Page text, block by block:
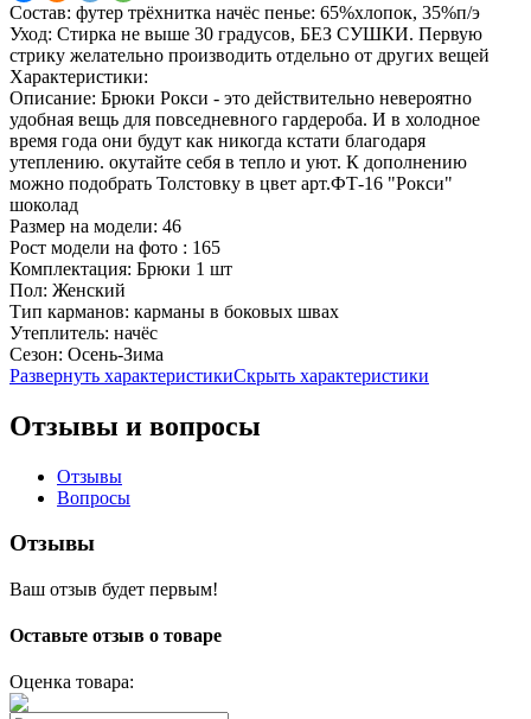
Состав: футер трёхнитка начёс пенье: 65%хлопок, 35%п/э
Уход: Стирка не выше 30 градусов, БЕЗ СУШКИ. Первую
стрику желательно производить отдельно от других вещей
Характеристики:
Описание: Брюки Рокси - это действительно невероятно
удобная вещь для повседневного гардероба. И в холодное
время года они будут как никогда кстати благодаря
утеплению. окутайте себя в тепло и уют. К дополнению
можно подобрать Толстовку в цвет арт.ФТ-16 "Рокси"
шоколад
Размер на модели: 46
Рост модели на фото : 165
Комплектация: Брюки 1 шт
Пол: Женский
Тип карманов: карманы в боковых швах
Утеплитель: начёс
Сезон: Осень-Зима
Развернуть характеристикиСкрыть характеристики
Отзывы и вопросы
Отзывы
Вопросы
Отзывы
Ваш отзыв будет первым!
Оставьте отзыв о товаре
Оценка товара: